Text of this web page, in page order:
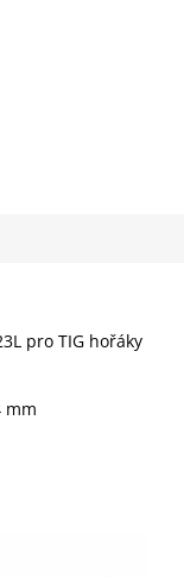
pro TIG hořáky
mm